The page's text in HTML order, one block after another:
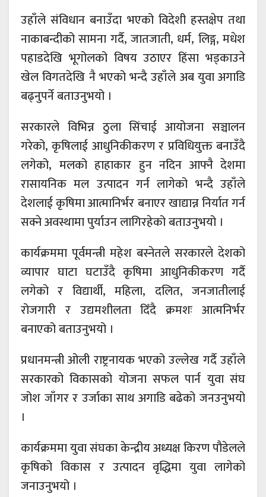
उहाँले संविधान बनाउँदा भएको विदेशी हस्तक्षेप तथा
नाकाबन्दीको सामना गर्दै, जातजाती, धर्म, लिङ्ग, मधेश
पहाडदेखि भूगोलको विषय उठाएर हिंसा भड्काउने
खेल विगतदेखि नै भएको भन्दै उहाँले अब युवा अगाडि
बढ्नुपर्ने बताउनुभयो ।
सरकारले विभिन्न ठुला सिंचाई आयोजना सञ्चालन
गरेको, कृषिलाई आधुनिकीकरण र प्रविधियुक्त बनाउँदै
लगेको, मलको हाहाकार हुन नदिन आफ्नै देशमा
रासायनिक मल उत्पादन गर्न लागेको भन्दै उहाँले
देशलाई कृषिमा आत्मानिर्भर बनाएर खाद्यान्न निर्यात गर्न
सक्ने अवस्थामा पुर्याउन लागिरहेको बताउनुभयो ।
कार्यक्रममा पूर्वमन्त्री महेश बस्नेतले सरकारले देशको
व्यापार घाटा घटाउँदै कृषिमा आधुनिकीकरण गर्दै
लगेको र विद्यार्थी, महिला, दलित, जनजातीलाई
रोजगारी र उद्यमशीलता दिँदै क्रमशः आत्मनिर्भर
बनाएको बताउनुभयो ।
प्रधानमन्त्री ओली राष्ट्रनायक भएको उल्लेख गर्दै उहाँले
सरकारको विकासको योजना सफल पार्न युवा संघ
जोश जाँगर र उर्जाका साथ अगाडि बढेको जनउनुभयो
।
कार्यक्रममा युवा संघका केन्द्रीय अध्यक्ष किरण पौडेलले
कृषिको विकास र उत्पादन वृद्धिमा युवा लागेको
जनाउनुभयो ।